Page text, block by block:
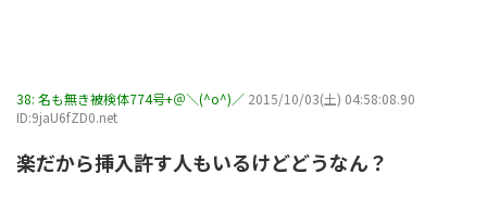
38: 名も無き被検体774号+＠＼(^o^)／ 2015/10/03(土) 04:58:08.90
ID:9jaU6fZD0.net
楽だから挿入許す人もいるけどどうなん？